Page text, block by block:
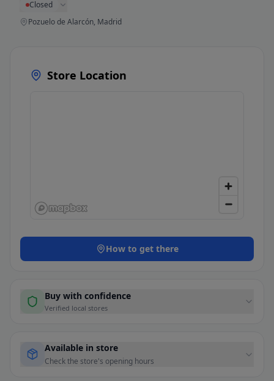
Closed
Pozuelo de Alarcón, Madrid
Store Location
How to get there
Buy with confidence
Verified local stores
Available in store
Check the store's opening hours